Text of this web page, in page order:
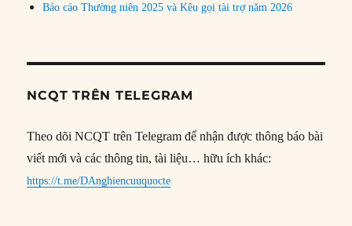
Báo cáo Thường niên 2025 và Kêu gọi tài trợ năm 2026
NCQT TRÊN TELEGRAM
Theo dõi NCQT trên Telegram để nhận được thông báo bài
viết mới và các thông tin, tài liệu… hữu ích khác:
https://t.me/DAnghiencuuquocte